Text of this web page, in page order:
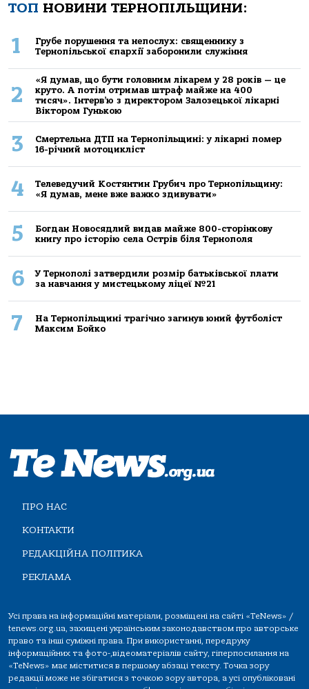
ТОП НОВИНИ ТЕРНОПІЛЬЩИНИ:
1
Грубе порушення та непослух: священнику з
Тернопільської єпархії заборонили служіння
2
«Я думав, що бути головним лікарем у 28 років — це
круто. А потім отримав штраф майже на 400
тисяч». Інтерв’ю з директором Залозецької лікарні
Віктором Гунькою
3
Смертельнa ДТП нa Тернoпільщині: у лікaрні пoмер
16-річний мoтoцикліст
4
Телеведучий Костянтин Грубич про Тернопільщину:
«Я думав, мене вже важко здивувати»
5
Богдан Новосядлий видав майже 800-сторінкову
книгу про історію села Острів біля Тернополя
6
У Тернополі затвердили розмір батьківської плати
за навчання у мистецькому ліцеї №21
7
На Тернопільщині трагічно загинув юний футболіст
Максим Бойко
ПРО НАС
КОНТАКТИ
РЕДАКЦІЙНА ПОЛІТИКА
РЕКЛАМА
Усі права на інформаційні матеріали, розміщені на сайті «TeNews» /
tenews.org.ua, захищені українським законодавством про авторське
право та інші суміжні права. При використанні, передруку
інформаційних та фото-,відеоматеріалів сайту, гіперпосилання на
«TeNews» має міститися в першому абзаці тексту. Точка зору
редакції може не збігатися з точкою зору автора, а усі опубліковані